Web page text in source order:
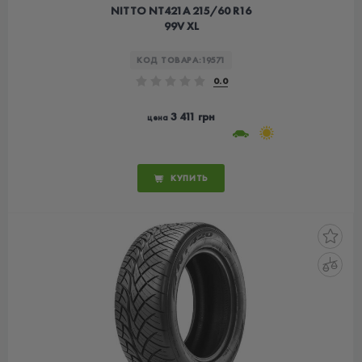
NITTO NT421А 215/60 R16
99V XL
КОД ТОВАРА: 19571
0.0
цена 3 411 грн
КУПИТЬ